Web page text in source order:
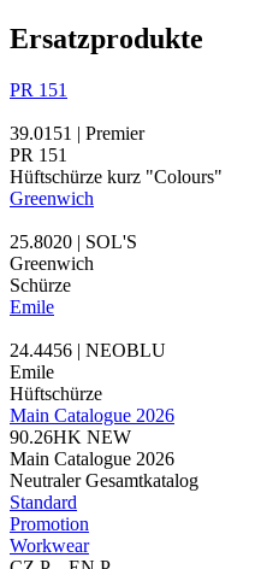
Ersatzprodukte
PR 151
39.0151 | Premier
PR 151
Hüftschürze kurz "Colours"
Greenwich
25.8020 | SOL'S
Greenwich
Schürze
Emile
24.4456 | NEOBLU
Emile
Hüftschürze
Main Catalogue 2026
90.26HK NEW
Main Catalogue 2026
Neutraler Gesamtkatalog
Standard
Promotion
Workwear